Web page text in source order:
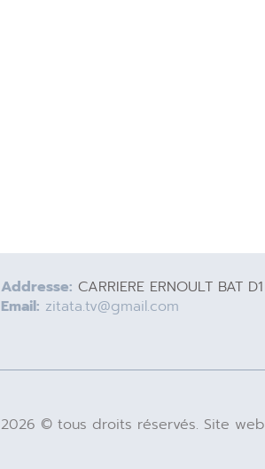
Addresse: CARRIERE ERNOULT BAT
Email: zitata.tv@gmail.com
2026 © tous droits réservés. Site